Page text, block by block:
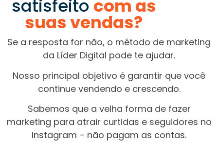
satisfeito com as
suas vendas?
Se a resposta for não, o método de marketing
da Líder Digital pode te ajudar.
Nosso principal objetivo é garantir que você
continue vendendo e crescendo.
Sabemos que a velha forma de fazer
marketing para atrair curtidas e seguidores no
Instagram – não pagam as contas.